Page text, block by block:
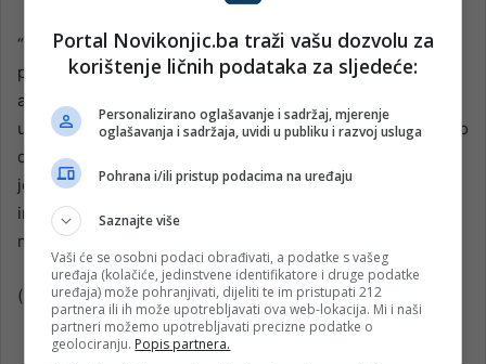
“Zadnja poruka je jasna – nađite dovoljno sredstava i
potpišite kolektivni ugovor. To je jedino rješenje za kraj
agonije. Kada su februaru potpisani aneksi kolektivnih
ugovora s ljekarima i stomatolozima, tada smo rekli da je to
diskriminacija – povećanje koeficijenta u toku trajanja
jednog kolektivnog ugovora iznosi 0,50. Mi sada također
insistiramo na istom povećanju, iako su sredstva znatno
manja nego što se daje ljekarima”, zaključio je Vuković.
( Mostarski.ba)
Portal Novikonjic.ba traži vašu dozvolu za
korištenje ličnih podataka za sljedeće:
Personalizirano oglašavanje i sadržaj, mjerenje
oglašavanja i sadržaja, uvidi u publiku i razvoj usluga
Pohrana i/ili pristup podacima na uređaju
Saznajte više
Vaši će se osobni podaci obrađivati, a podatke s vašeg
uređaja (kolačiće, jedinstvene identifikatore i druge podatke
uređaja) može pohranjivati, dijeliti te im pristupati 212
partnera ili ih može upotrebljavati ova web-lokacija. Mi i naši
partneri možemo upotrebljavati precizne podatke o
geolociranju. Popis partnera.